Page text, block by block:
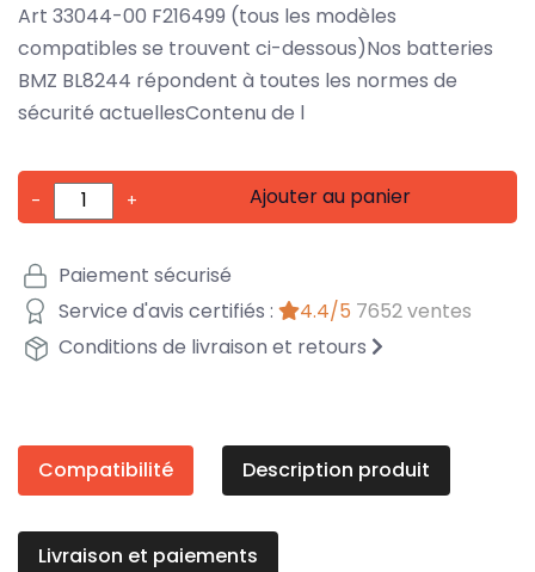
Art 33044-00 F216499 (tous les modèles
compatibles se trouvent ci-dessous)Nos batteries
BMZ BL8244 répondent à toutes les normes de
sécurité actuellesContenu de l
- + Ajouter au panier
Paiement sécurisé
Service d'avis certifiés :
4.4/5 7652 ventes
Conditions de livraison et retours
Compatibilité Description produit
Livraison et paiements